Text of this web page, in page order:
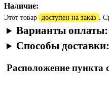
Наличие:
Этот товар доступен на заказ .
Варианты оплаты:
Способы доставки:
Расположение пункта